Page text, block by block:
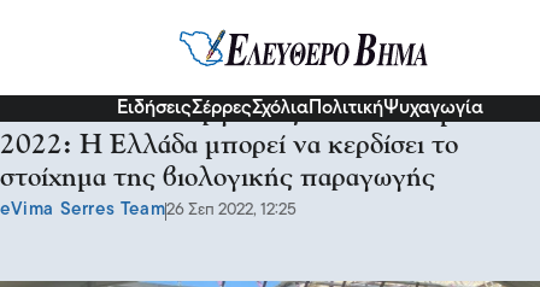
ΕιδήσειςΣέρρεςΣχόλια ΠολιτικήΨυχαγωγία
Ο ΥπΑΑΤ κ.Γεωργαντάς στην SerExpo
2022: Η Ελλάδα μπορεί να κερδίσει το
στοίχημα της βιολογικής παραγωγής
eVima Serres Team26 Σεπ 2022, 12:25